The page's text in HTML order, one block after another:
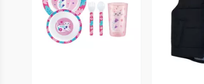
Vista Previa